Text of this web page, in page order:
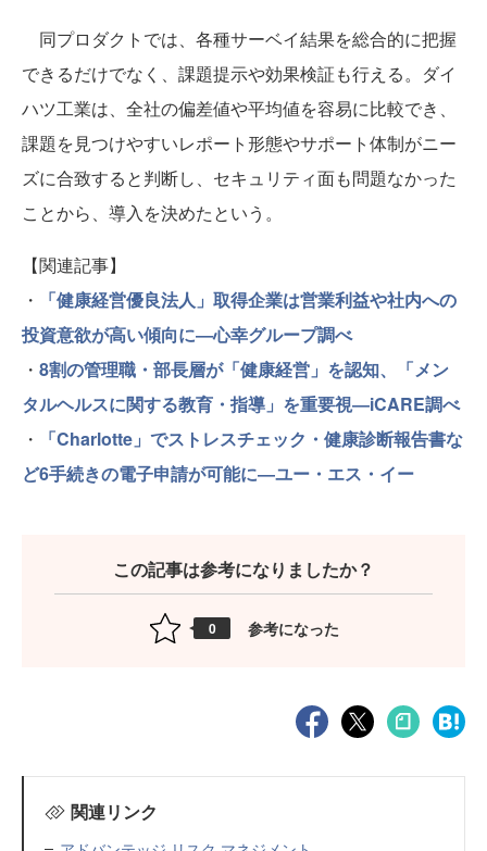
同プロダクトでは、各種サーベイ結果を総合的に把握
できるだけでなく、課題提示や効果検証も行える。ダイ
ハツ工業は、全社の偏差値や平均値を容易に比較でき、
課題を見つけやすいレポート形態やサポート体制がニー
ズに合致すると判断し、セキュリティ面も問題なかった
ことから、導入を決めたという。
【関連記事】
・
「健康経営優良法人」取得企業は営業利益や社内への
投資意欲が高い傾向に―心幸グループ調べ
・ 8割の管理職・部長層が「健康経営」を認知、「メン
タルヘルスに関する教育・指導」を重要視―iCARE調べ
・
「Charlotte」でストレスチェック・健康診断報告書な
ど6手続きの電子申請が可能に―ユー・エス・イー
この記事は参考になりましたか？
0 参考になった
関連リンク